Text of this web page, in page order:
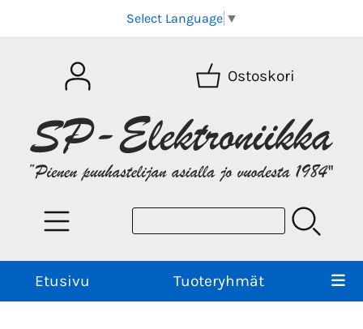
Select Language ▼
Ostoskori
Etusivu Tuoteryhmät